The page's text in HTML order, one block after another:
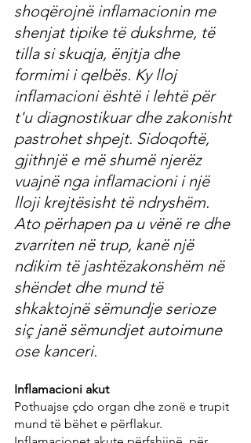
shoqërojnë inflamacionin me
shenjat tipike të dukshme, të
tilla si skuqja, ënjtja dhe
formimi i qelbës. Ky lloj
inflamacioni është i lehtë për
t'u diagnostikuar dhe zakonisht
pastrohet shpejt. Sidoqoftë,
gjithnjë e më shumë njerëz
vuajnë nga inflamacioni i një
lloji krejtësisht të ndryshëm.
Ato përhapen pa u vënë re dhe
zvarriten në trup, kanë një
ndikim të jashtëzakonshëm në
shëndet dhe mund të
shkaktojnë sëmundje serioze
siç janë sëmundjet autoimune
ose kanceri.
Inflamacioni akut
Pothuajse çdo organ dhe zonë e trupit
mund të bëhet e përflakur.